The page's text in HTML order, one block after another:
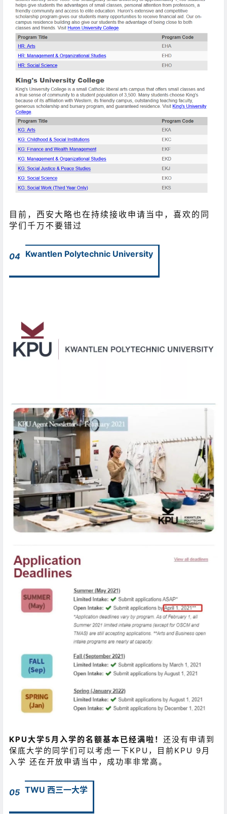
目前，西安大略也在持续接收申请当中，喜欢的同
学们千万不要错过
04 Kwantlen Polytechnic University
KPU大学5月入学的名额基本已经满啦！ 还没有申请到
保底大学的同学们可以考虑一下KPU，目前KPU 9月
入学 还在开放申请当中，成功率非常高。
05 TWU 西三一大学